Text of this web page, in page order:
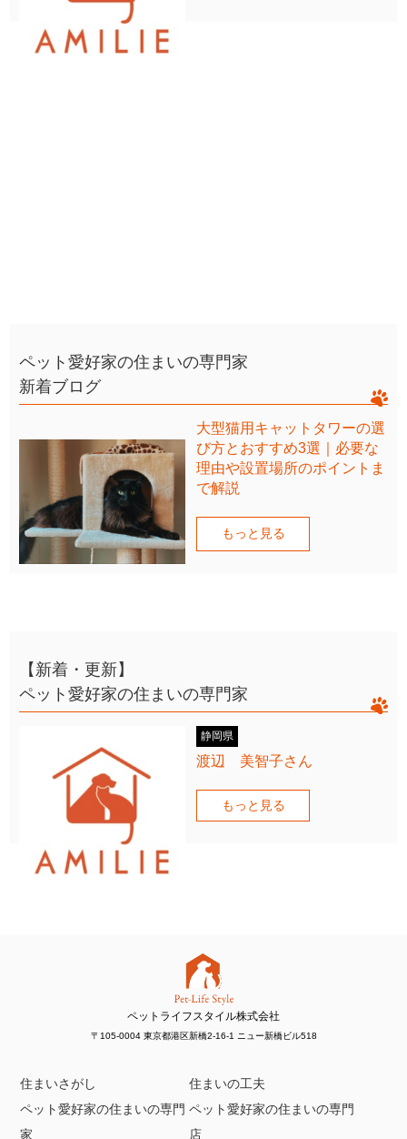
ペット愛好家の住まいの専門家
新着ブログ
大型猫用キャットタワーの選
び方とおすすめ3選｜必要な
理由や設置場所のポイントま
で解説
もっと見る
【新着・更新】
ペット愛好家の住まいの専門家
静岡県
渡辺 美智子さん
もっと見る
ペットライフスタイル株式会社
〒105-0004 東京都港区新橋2-16-1 ニュー新橋ビル518
住まいさがし
住まいの工夫
ペット愛好家の住まいの専門
家
ペット愛好家の住まいの専門
店